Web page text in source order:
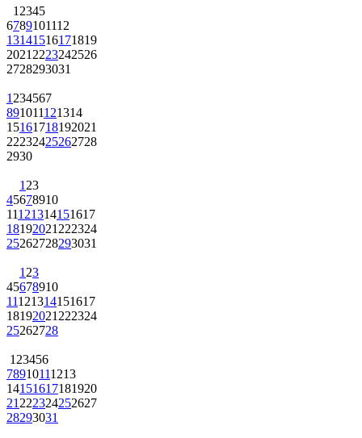
1 2345
6789101112
13141516171819
2021 2223242526
2728293031
1 234567
891011121314
15161718192021
22232425262728
2930
1 23
45678910
11121314151617
18192021 222324
25262728293031
1 23
45678910
11121314151617
18192021 222324
25262728
1 23456
78910111213
14151617181920
21 222324252627
28293031